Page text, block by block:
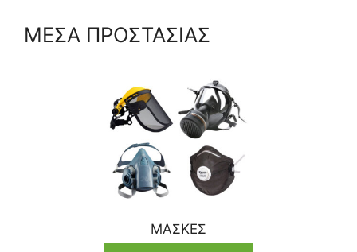
ΜΕΣΑ ΠΡΟΣΤΑΣΙΑΣ
ΜΑΣΚΕΣ
Sorted